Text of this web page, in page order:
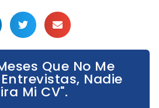
Que No Me
Nadie
Mi CV".